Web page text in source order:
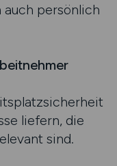
persönlich
liefern, die
sind.